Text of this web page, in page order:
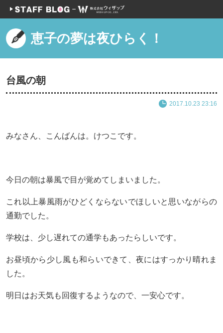
恵子の夢は夜ひらく！
台風の朝
2017.10.23 23:16
みなさん、こんばんは。けつこです。
今日の朝は暴風で目が覚めてしまいました。
これ以上暴風雨がひどくならないでほしいと思いながらの
通勤でした。
学校は、少し遅れての通学もあったらしいです。
お昼頃から少し風も和らいできて、夜にはすっかり晴れま
した。
明日はお天気も回復するようなので、一安心です。